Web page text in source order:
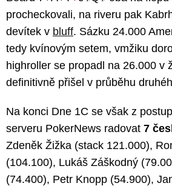
procheckovali, na riveru pak
devítek v bluff. Sázku 24.000
tedy kvínovým setem, vmžiku
highroller se propadl na 26.000 v
definitivně přišel v průběhu
Na konci Dne 1C se však z
serveru PokerNews radovat 7
Zdeněk Žižka (stack 121.000),
(104.100), Lukáš Záškodný
(74.400), Petr Knopp (54.900),